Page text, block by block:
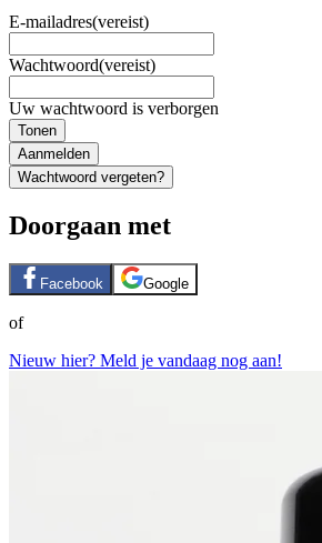
E-mailadres(vereist)
Wachtwoord(vereist)
Uw wachtwoord is verborgen
Tonen
Aanmelden
Wachtwoord vergeten?
Doorgaan met
Facebook Google
of
Nieuw hier? Meld je vandaag nog aan!